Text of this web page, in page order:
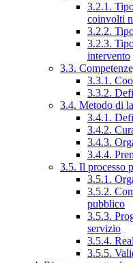
3.2.1.
coinvolti
3.2.2.
3.2.3.
intervento
3.3.
3.3.1.
3.3.2.
3.4. Metodo di
3.4.1.
3.4.2.
3.4.3.
3.4.4.
3.5. Il processo
3.5.1.
3.5.2.
pubblico
3.5.3.
servizio
3.5.4.
3.5.5.